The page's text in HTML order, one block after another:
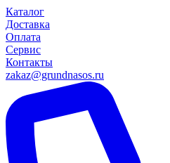
Каталог
Доставка
Оплата
Сервис
Контакты
zakaz@grundnasos.ru